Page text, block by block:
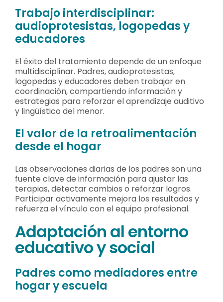
Trabajo interdisciplinar:
audioprotesistas, logopedas y
educadores
El éxito del tratamiento depende de un enfoque
multidisciplinar. Padres, audioprotesistas,
logopedas y educadores deben trabajar en
coordinación, compartiendo información y
estrategias para reforzar el aprendizaje auditivo
y lingüístico del menor.
El valor de la retroalimentación
desde el hogar
Las observaciones diarias de los padres son una
fuente clave de información para ajustar las
terapias, detectar cambios o reforzar logros.
Participar activamente mejora los resultados y
refuerza el vínculo con el equipo profesional.
Adaptación al entorno
educativo y social
Padres como mediadores entre
hogar y escuela